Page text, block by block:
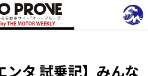
ンタ 試乗記】みんな